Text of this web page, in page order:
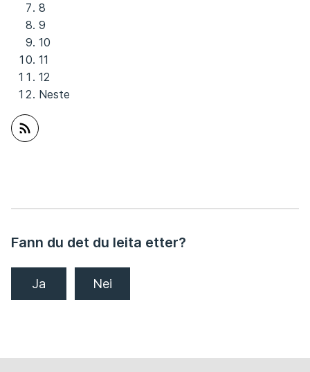
8
9
10
11
12
Neste
Fann du det du leita etter?
Ja Nei